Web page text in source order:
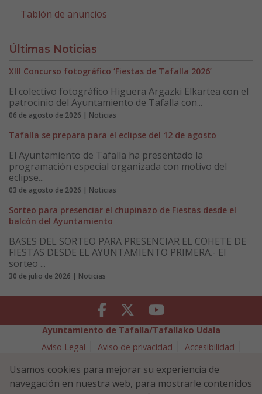
Tablón de anuncios
Últimas Noticias
XIII Concurso fotográfico ‘Fiestas de Tafalla 2026’
El colectivo fotográfico Higuera Argazki Elkartea con el
patrocinio del Ayuntamiento de Tafalla con...
06 de agosto de 2026 | Noticias
Tafalla se prepara para el eclipse del 12 de agosto
El Ayuntamiento de Tafalla ha presentado la
programación especial organizada con motivo del
eclipse...
03 de agosto de 2026 | Noticias
Sorteo para presenciar el chupinazo de Fiestas desde el
balcón del Ayuntamiento
BASES DEL SORTEO PARA PRESENCIAR EL COHETE DE
FIESTAS DESDE EL AYUNTAMIENTO PRIMERA.- El
sorteo ...
30 de julio de 2026 | Noticias
Facebook Twitter Youtube
Ayuntamiento de Tafalla/Tafallako Udala
Aviso Legal
Aviso de privacidad
Accesibilidad
Política de Seguridad de la Información
Plaza Navarra 5 - 31300 Tafalla (NAVARRA)
948 70 18 11
Usamos cookies para mejorar su experiencia de
navegación en nuestra web, para mostrarle contenidos